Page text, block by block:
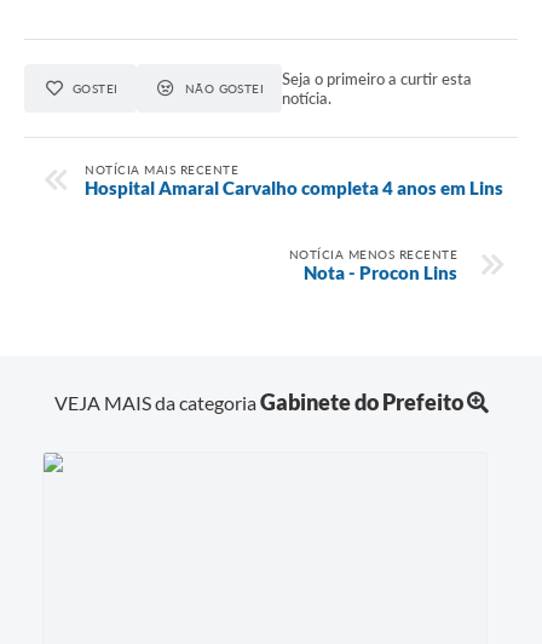
GOSTEI NÃO GOSTEI
Seja o primeiro a curtir esta
notícia.
NOTÍCIA MAIS RECENTE
Hospital Amaral Carvalho completa 4 anos em Lins
NOTÍCIA MENOS RECENTE
Nota - Procon Lins
VEJA MAIS da categoriaGabinete do Prefeito